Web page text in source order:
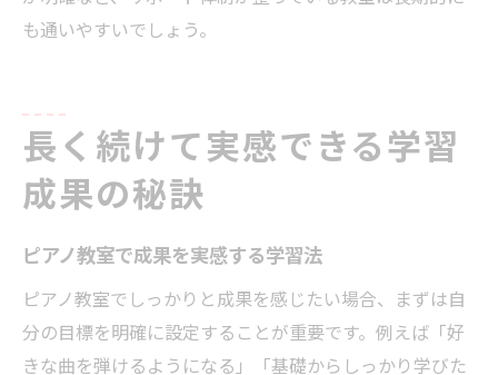
も通いやすいでしょう。
長く続けて実感できる学習
成果の秘訣
ピアノ教室で成果を実感する学習法
ピアノ教室でしっかりと成果を感じたい場合、まずは自
分の目標を明確に設定することが重要です。例えば「好
きな曲を弾けるようになる」「基礎からしっかり学びた